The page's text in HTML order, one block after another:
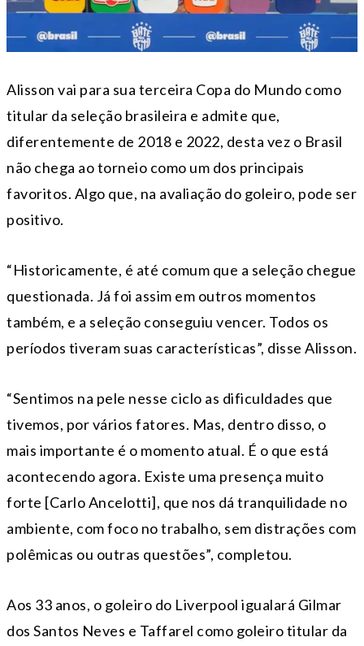
Alisson vai para sua terceira Copa do Mundo como
titular da seleção brasileira e admite que,
diferentemente de 2018 e 2022, desta vez o Brasil
não chega ao torneio como um dos principais
favoritos. Algo que, na avaliação do goleiro, pode ser
positivo.
“Historicamente, é até comum que a seleção chegue
questionada. Já foi assim em outros momentos
também, e a seleção conseguiu vencer. Todos os
períodos tiveram suas características”, disse Alisson.
“Sentimos na pele nesse ciclo as dificuldades que
tivemos, por vários fatores. Mas, dentro disso, o
mais importante é o momento atual. É o que está
acontecendo agora. Existe uma presença muito
forte [Carlo Ancelotti], que nos dá tranquilidade no
ambiente, com foco no trabalho, sem distrações com
polêmicas ou outras questões”, completou.
Aos 33 anos, o goleiro do Liverpool igualará Gilmar
dos Santos Neves e Taffarel como goleiro titular da